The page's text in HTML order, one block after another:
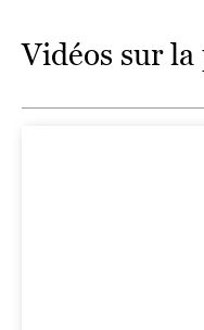
Vidéos sur